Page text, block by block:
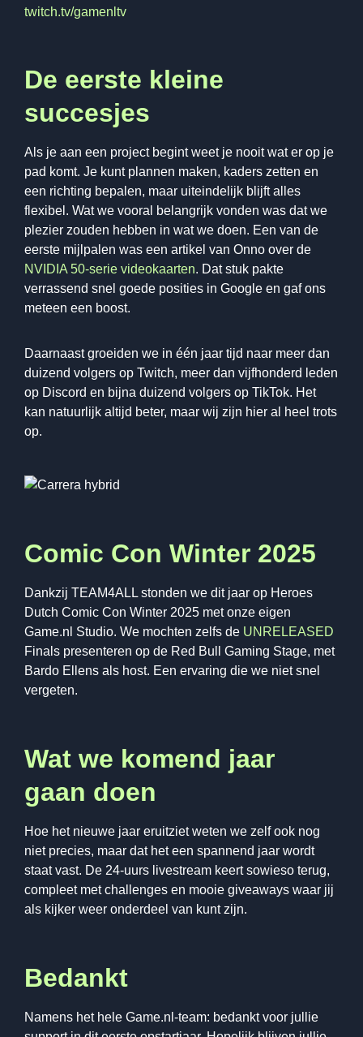
twitch.tv/gamenltv
De eerste kleine
succesjes
Als je aan een project begint weet je nooit wat er op je
pad komt. Je kunt plannen maken, kaders zetten en
een richting bepalen, maar uiteindelijk blijft alles
flexibel. Wat we vooral belangrijk vonden was dat we
plezier zouden hebben in wat we doen. Een van de
eerste mijlpalen was een artikel van Onno over de
NVIDIA 50-serie videokaarten. Dat stuk pakte
verrassend snel goede posities in Google en gaf ons
meteen een boost.
Daarnaast groeiden we in één jaar tijd naar meer dan
duizend volgers op Twitch, meer dan vijfhonderd leden
op Discord en bijna duizend volgers op TikTok. Het
kan natuurlijk altijd beter, maar wij zijn hier al heel trots
op.
Comic Con Winter 2025
Dankzij TEAM4ALL stonden we dit jaar op Heroes
Dutch Comic Con Winter 2025 met onze eigen
Game.nl Studio. We mochten zelfs de UNRELEASED
Finals presenteren op de Red Bull Gaming Stage, met
Bardo Ellens als host. Een ervaring die we niet snel
vergeten.
Wat we komend jaar
gaan doen
Hoe het nieuwe jaar eruitziet weten we zelf ook nog
niet precies, maar dat het een spannend jaar wordt
staat vast. De 24-uurs livestream keert sowieso terug,
compleet met challenges en mooie giveaways waar jij
als kijker weer onderdeel van kunt zijn.
Bedankt
Namens het hele Game.nl-team: bedankt voor jullie